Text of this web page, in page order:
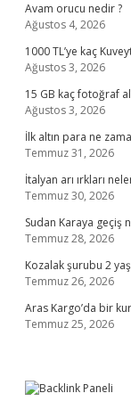
Avam orucu nedir ?
Ağustos 4, 2026
1000 TL’ye kaç
Ağustos 3, 2026
15 GB kaç fotoğraf
Ağustos 3, 2026
İlk altın para ne
Temmuz 31, 2026
İtalyan arı ırkları
Temmuz 30, 2026
Sudan Karaya geçiş
Temmuz 28, 2026
Kozalak şurubu 2
Temmuz 26, 2026
Aras Kargo’da bir
Temmuz 25, 2026